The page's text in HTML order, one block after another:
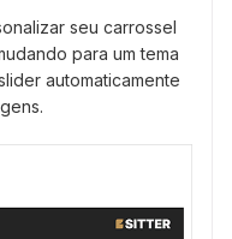
seu carrossel
para um tema
automaticamente